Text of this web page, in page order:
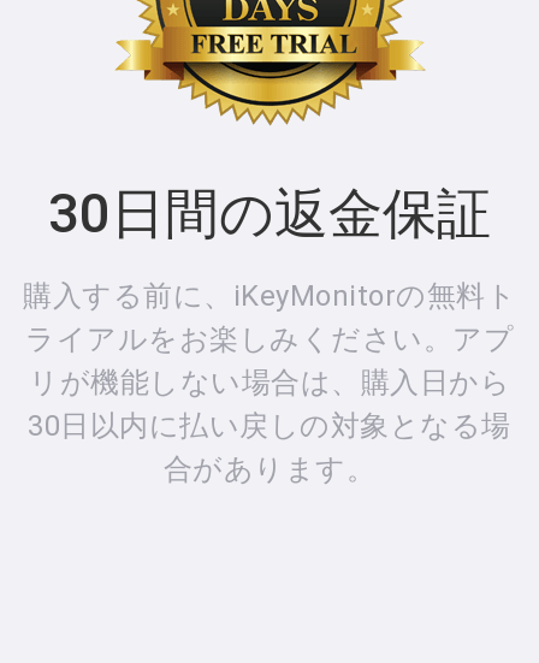
30日間の返金保証
購入する前に、iKeyMonitorの無料ト
ライアルをお楽しみください。アプ
リが機能しない場合は、購入日から
30日以内に払い戻しの対象となる場
合があります。